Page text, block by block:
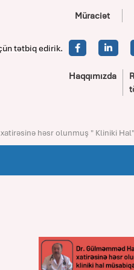
tətbiq edirik.
Müraciət
Haqqımızda
həsr olunmuş " Kliniki